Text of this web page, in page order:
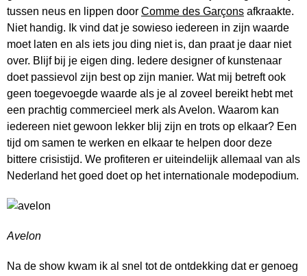
tussen neus en lippen door Comme des Garçons afkraakte.
Niet handig. Ik vind dat je sowieso iedereen in zijn waarde
moet laten en als iets jou ding niet is, dan praat je daar niet
over. Blijf bij je eigen ding. Iedere designer of kunstenaar
doet passievol zijn best op zijn manier. Wat mij betreft ook
geen toegevoegde waarde als je al zoveel bereikt hebt met
een prachtig commercieel merk als Avelon. Waarom kan
iedereen niet gewoon lekker blij zijn en trots op elkaar? Een
tijd om samen te werken en elkaar te helpen door deze
bittere crisistijd. We profiteren er uiteindelijk allemaal van als
Nederland het goed doet op het internationale modepodium.
Avelon
Na de show kwam ik al snel tot de ontdekking dat er genoeg